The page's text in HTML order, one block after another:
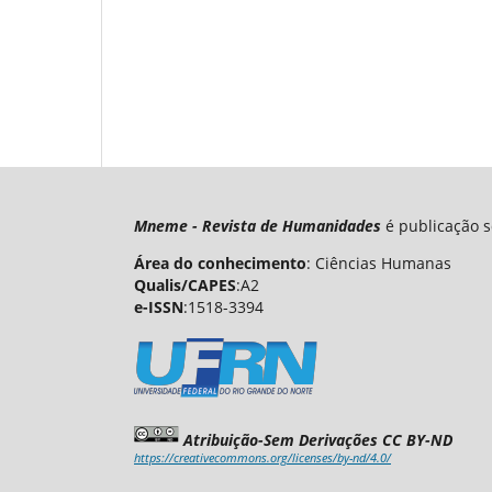
Mneme - Revista de Humanidades é publicação
Área do conhecimento: Ciências Humanas
Qualis/CAPES:A2
e-ISSN:1518-3394
Atribuição-Sem Derivações CC BY-ND
https://creativecommons.org/licenses/by-nd/4.0/